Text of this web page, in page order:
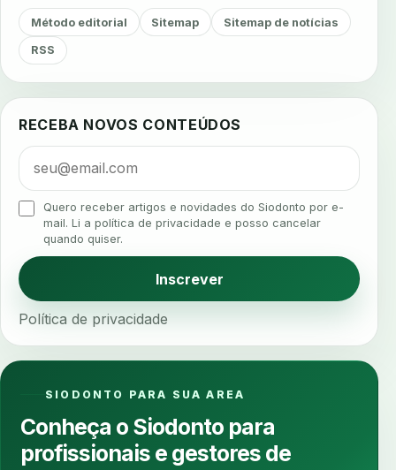
agendamento agendamento digital
agendamento inteligente
algometria alinhadores alta digital
alta rotacao
analgesia analgesia digital analise 3d
analise elementos finitos analise facial
analise funcional
anamnese digital
anamnese estruturada anamnese nutricional
ancoragem anestesia
ansiedade odontologica antes e depois
Método editorial Sitemap Sitemap de notícias
RSS
RECEBA NOVOS CONTEÚDOS
Quero receber artigos e novidades do Siodonto por e-
mail. Li a política de privacidade e posso cancelar
quando quiser.
Inscrever
Política de privacidade
SIODONTO PARA SUA AREA
Conheça o Siodonto para
profissionais e gestores de